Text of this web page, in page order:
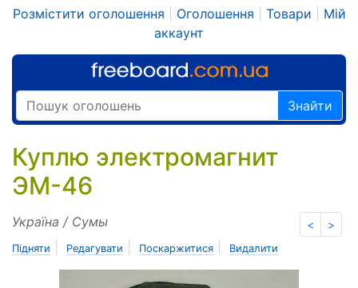
Розмістити оголошення Оголошення Товари
Мій
аккаунт
Знайти
Куплю электромагнит
ЭМ-46
< >
Україна / Сумы
Підняти Редагувати Поскаржитися Видалити